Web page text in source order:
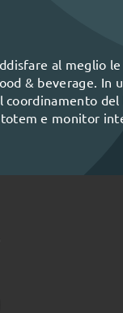
al meglio
& beverage. In
del
totem e monitor